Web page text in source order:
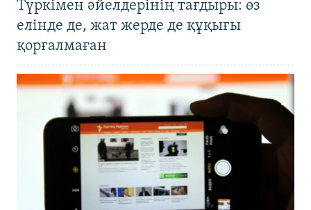
Түркімен әйелдерінің тағдыры: өз
елінде де, жат жерде де құқығы
қорғалмаған